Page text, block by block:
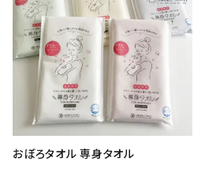
おぼろタオル 専身タオル